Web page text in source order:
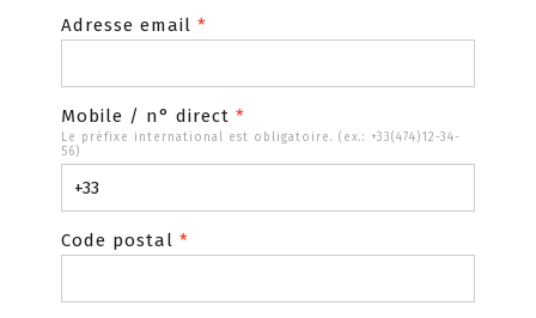
Adresse email *
Mobile / n° direct *
Le préfixe international est obligatoire. (ex.: +33(474)12-34-
56)
Code postal *